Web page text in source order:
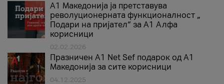
А1 Македонија ја претставува
револуционерната функционалност „
Подари на пријател“ за А1 Алфа
корисници
02.02.2026
Празничен A1 Net Sеf подарок од А1
Македонија за сите корисници
04.12.2025